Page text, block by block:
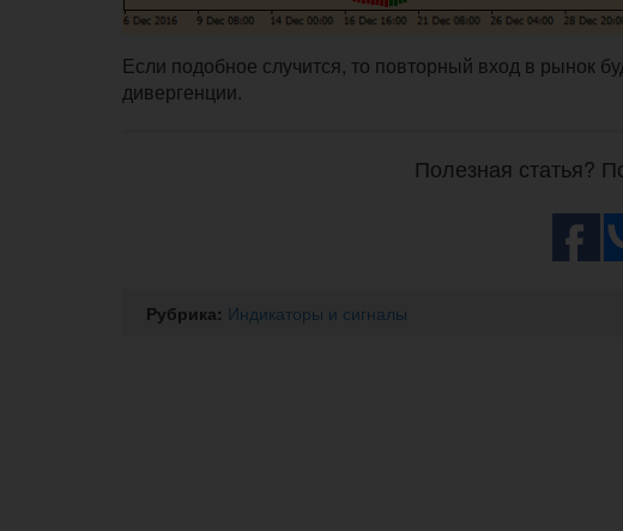
Если подобное случится, то повторный вход в рынок
дивергенции.
Полезная статья?
Рубрика: Индикаторы и сигналы